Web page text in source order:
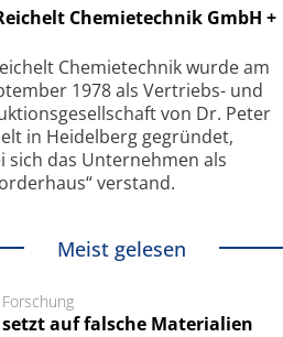
Chemietechnik GmbH +
Chemietechnik wurde am
1978 als Vertriebs- und
von Dr. Peter
in Heidelberg gegründet,
sich das Unternehmen als
verstand.
SmarAct GmbH
kleinstem Raum
Meist gelesen
Forschung
auf falsche Materialien